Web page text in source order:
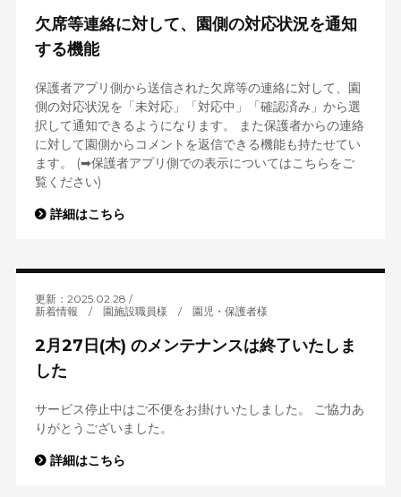
欠席等連絡に対して、園側の対応状況を通知
する機能
保護者アプリ側から送信された欠席等の連絡に対して、園
側の対応状況を「未対応」「対応中」「確認済み」から選
択して通知できるようになります。 また保護者からの連絡
に対して園側からコメントを返信できる機能も持たせてい
ます。 (➡保護者アプリ側での表示についてはこちらをご
覧ください)
詳細はこちら
更新：2025.02.28
新着情報 / 園施設職員様 / 園児・保護者様
2月27日(木) のメンテナンスは終了いたしま
した
サービス停止中はご不便をお掛けいたしました。 ご協力あ
りがとうございました。
詳細はこちら